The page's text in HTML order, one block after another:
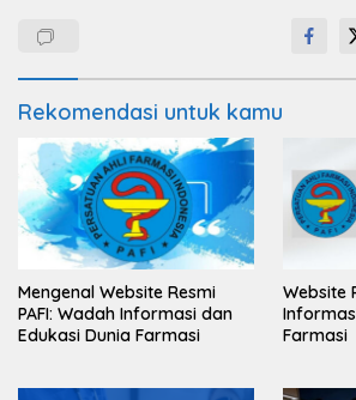
Rekomendasi untuk kamu
Mengenal Website Resmi
PAFI: Wadah Informasi dan
Edukasi Dunia Farmasi
Website
Farmasi